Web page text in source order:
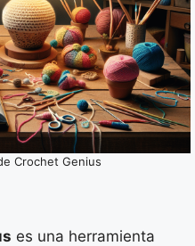
Crochet Genius
es una herramienta